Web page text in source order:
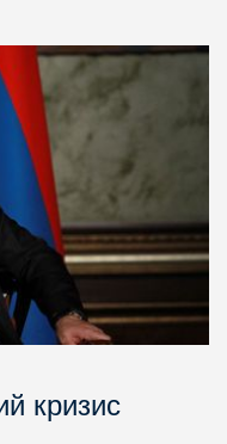
кризис